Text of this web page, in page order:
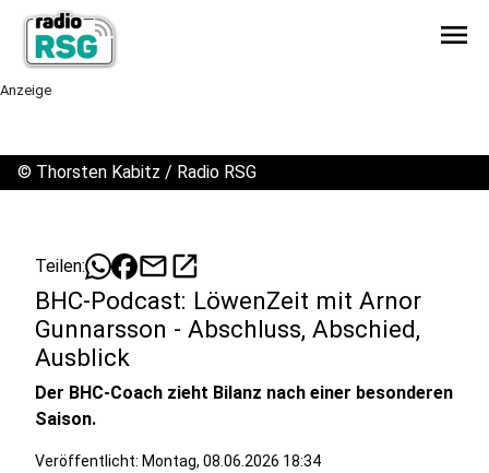
menu
Anzeige
© Thorsten Kabitz / Radio RSG
Teilen: mailopen_in_new
BHC-Podcast: LöwenZeit mit Arnor
Gunnarsson - Abschluss, Abschied,
Ausblick
Der BHC-Coach zieht Bilanz nach einer besonderen
Saison.
Veröffentlicht: Montag, 08.06.2026 18:34